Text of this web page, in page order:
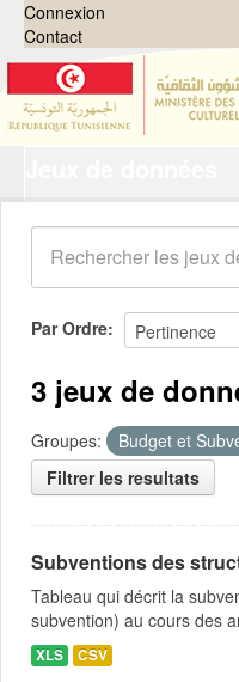
Connexion
Contact
Organisations
Groupes
Demandes 0
À propos
Par Ordre
3 jeux de
Groupes: Budget et
Filtrer les resultats
Subventions des
Tableau qui décrit la
subvention) au cours des
XLS CSV